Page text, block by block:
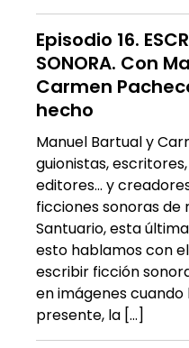
Episodio 16.
SONORA. Con
Carmen
hecho
Manuel Bartual y
guionistas,
editores… y
ficciones sonoras
Santuario, esta
esto hablamos con
escribir ficción
en imágenes
presente, la […]